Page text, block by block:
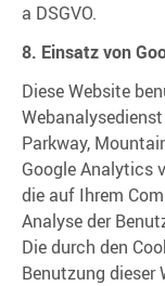
a DSGVO.
8. Einsatz von
Diese Website
Parkway,
Google Analytics
die auf Ihrem
Analyse der
Die durch den
Benutzung dieser